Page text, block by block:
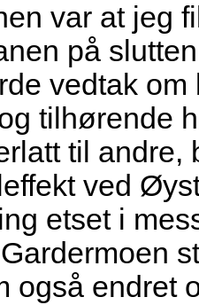
var at jeg
på
vedtak
tilhørende
til andre,
ved
etset i
også endret